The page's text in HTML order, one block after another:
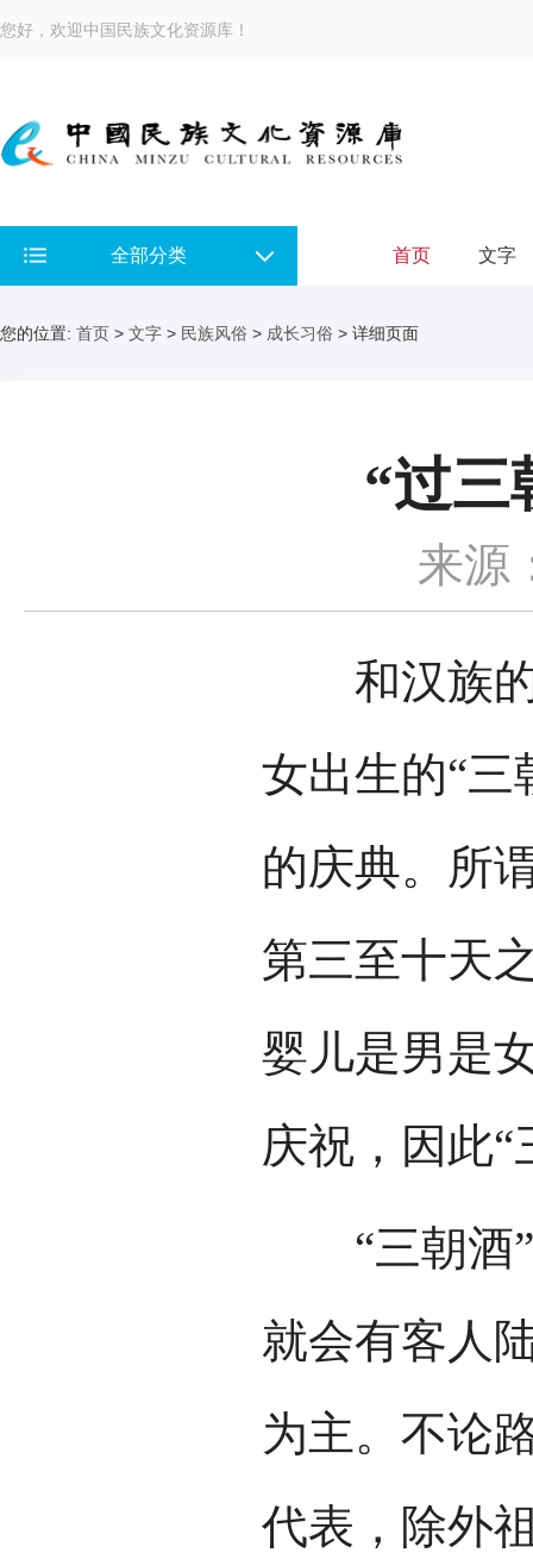
您好，欢迎中国民族文化资源库！
全部分类 首页 文字
您的位置: 首页 > 文字 > 民族风俗 > 成长习俗 > 详细页面
“过三
来源
和汉族的“
女出生的“三
的庆典。所
第三至十天
婴儿是男是
庆祝，因此“
“三朝酒”
就会有客人
为主。不论
代表，除外